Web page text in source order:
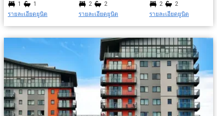
1
1
รายละเอียดยูนิต
2
2
รายละเอียดยูนิต
2
2
รายละเอียดยูนิต